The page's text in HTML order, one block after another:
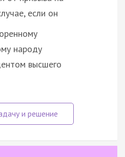
если он
народу
высшего